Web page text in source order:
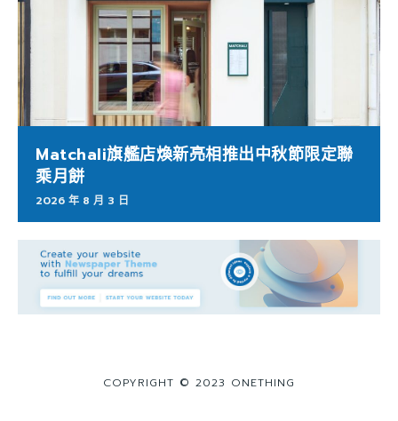
Matchali旗艦店煥新亮相推出中秋節限定聯
乘月餅
2026 年 8 月 3 日
COPYRIGHT © 2023 ONETHING